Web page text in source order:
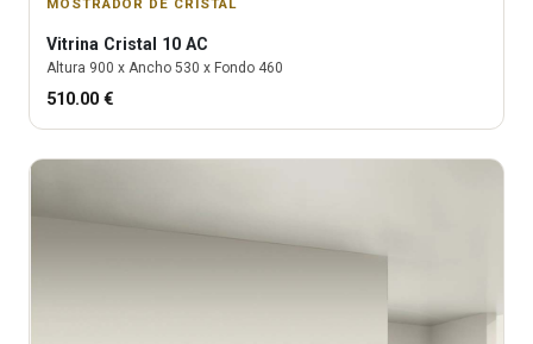
MOSTRADOR DE CRISTAL
Vitrina Cristal 10 AC
Altura 900 x Ancho 530 x Fondo 460
510.00 €